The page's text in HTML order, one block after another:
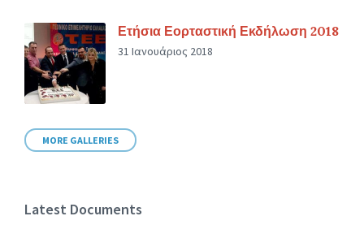
Ετήσια Εορταστική Εκδήλωση 2018
31 Ιανουάριος 2018
MORE GALLERIES
Latest Documents